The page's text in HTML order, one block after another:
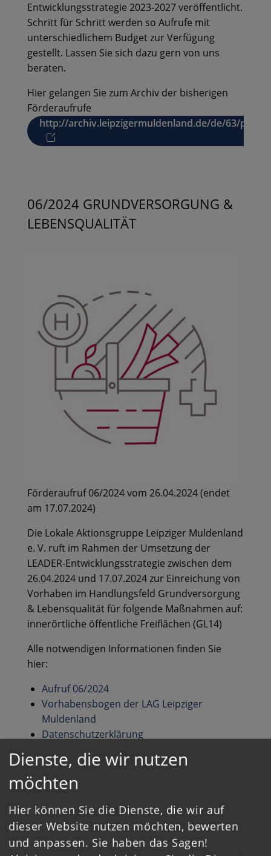
Entwicklungsstrategie 2023-2027 veröffentlicht.
Schritt für Schritt werden so Aufrufe mit
unterschiedlichem Budget zur Verfügung
gestellt. Lassen Sie sich dazu gern von uns
beraten.
Hier gelangen Sie zum Archiv der bisherigen
Förderaufrufe
http://archiv.leipzigermuldenland.de/de/63/p1/
06/2024 GRUNDVERSORGUNG &
LEBENSQUALITÄT
Förderaufruf 06/2024 vom 26.04.2024 (endet
am 17.07.2024)
Die Lokale Aktionsgruppe Leipziger Muldenland
e. V. ruft im Rahmen der Umsetzung der
LEADER-Entwicklungsstrategie zwischen dem
26.04.2024 und 17.07.2024 zur Einreichung von
Vorhaben im Handlungsfeld Grundversorgung
& Lebensqualität für folgende Maßnahmen auf:
innerörtliche öffentliche Freiflächen (GL14)
Alle notwendigen Informationen finden Sie
hier:
Aufruf 06/2024
Vorhabensbogen der LAG Leipziger
Muldenland
Datenschutzerklärung
Auswahlergebnisse
Zurück zur Übersicht
Dienste, die wir nutzen
möchten
Hier können Sie die Dienste, die wir auf
dieser Website nutzen möchten, bewerten
und anpassen. Sie haben das Sagen!